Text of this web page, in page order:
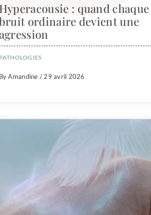
Hyperacousie : quand chaque
ordinaire devient une
PATHOLOGIES
By Amandine / 29 avril 2026